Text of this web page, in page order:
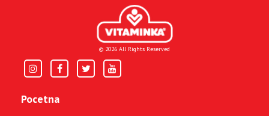
© 2026 All Rights Reserved
Pocetna